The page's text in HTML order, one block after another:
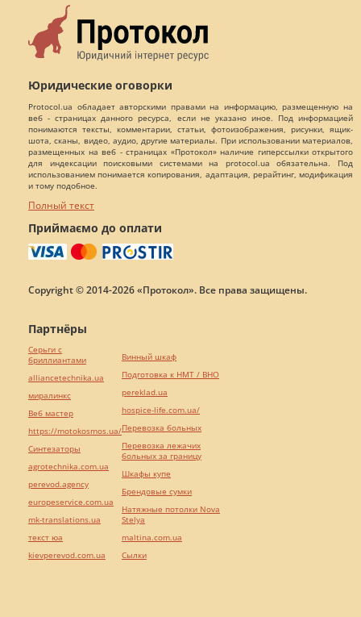
Юридические оговорки
Protocol.ua обладает авторскими правами на информацию, размещенную на
веб - страницах данного ресурса, если не указано иное. Под информацией
понимаются тексты, комментарии, статьи, фотоизображения, рисунки, ящик-
шота, сканы, видео, аудио, другие материалы. При использовании материалов,
размещенных на веб - страницах «Протокол» наличие гиперссылки открытого
для индексации поисковыми системами на protocol.ua обязательна. Под
использованием понимается копирования, адаптация, рерайтинг, модификация
и тому подобное.
Полный текст
Приймаємо до оплати
Copyright © 2014-2026 «Протокол». Все права защищены.
Партнёры
Серьги с
бриллиантами
alliancetechnika.ua
миралинкс
Веб мастер
https://motokosmos.ua/
Синтезаторы
agrotechnika.com.ua
perevod.agency
europeservice.com.ua
mk-translations.ua
текст юа
kievperevod.com.ua
Винный шкаф
Подготовка к НМТ / ВНО
pereklad.ua
hospice-life.com.ua/
Перевозка больных
Перевозка лежачих
больных за границу
Шкафы купе
Брендовые сумки
Натяжные потолки Nova
Stelya
maltina.com.ua
Cылки